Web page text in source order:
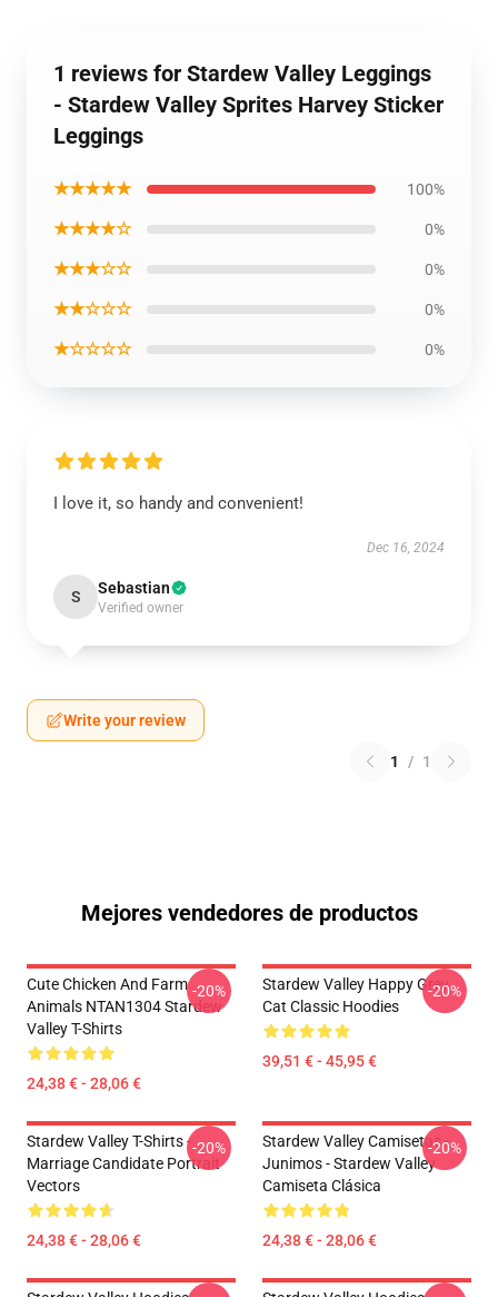
1 reviews for Stardew Valley Leggings
- Stardew Valley Sprites Harvey Sticker
Leggings
★★★★★ 100%
★★★★☆ 0%
★★★☆☆ 0%
★★☆☆☆ 0%
★☆☆☆☆ 0%
I love it, so handy and convenient!
Dec 16, 2024
S Sebastian
Verified owner
Write your review
1 / 1
Mejores vendedores de productos
Cute Chicken And Farm
Animals NTAN1304 Stardew
Valley T-Shirts
24,38 € - 28,06 €
-20%
Stardew Valley Happy Grey
Cat Classic Hoodies
39,51 € - 45,95 €
-20%
Stardew Valley T-Shirts -
Marriage Candidate Portrait
Vectors
24,38 € - 28,06 €
-20%
Stardew Valley Camisetas -
Junimos - Stardew Valley
Camiseta Clásica
24,38 € - 28,06 €
-20%